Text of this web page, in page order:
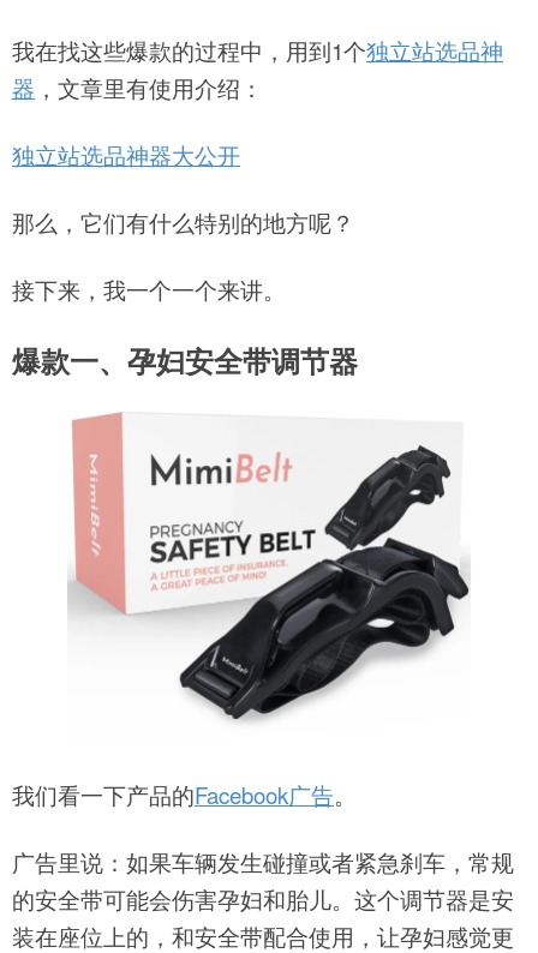
我在找这些爆款的过程中，用到1个独立站选品神
器 ，文章里有使用介绍：
独立站选品神器大公开
那么，它们有什么特别的地方呢？
接下来，我一个一个来讲。
爆款一、 孕妇安全带调节器
我们看一下产品的Facebook广告。
广告里说：如果车辆发生碰撞或者紧急刹车，常规
的安全带可能会伤害孕妇和胎儿。这个调节器是安
装在座位上的，和安全带配合使用，让孕妇感觉更